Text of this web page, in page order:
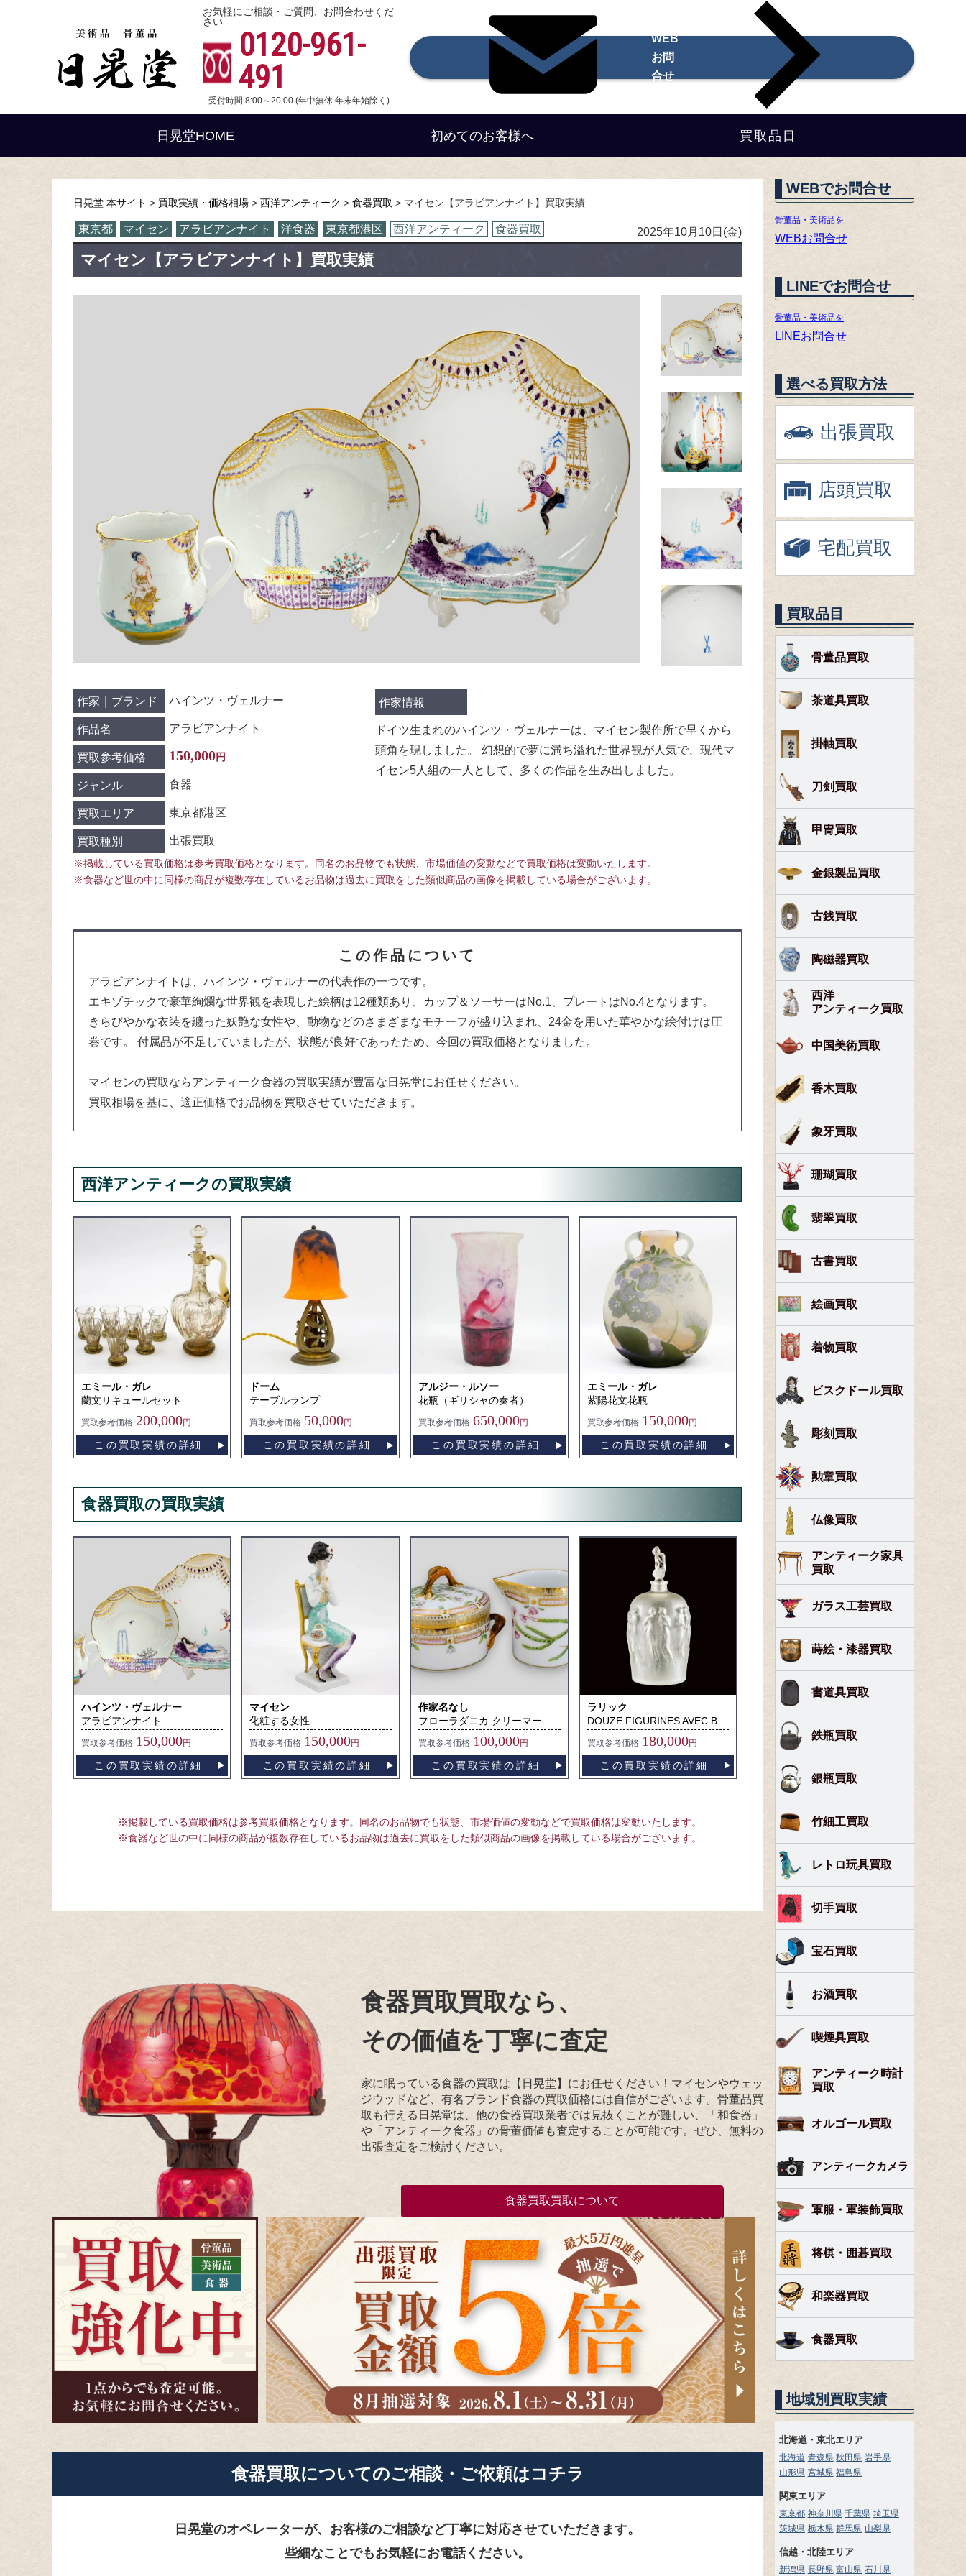
お気軽にご相談・ご質問、お問合わせくだ
さい
0120-961-
491
受付時間 8:00～20:00 (年中無休 年末年始除く)
WEB
お問
合せ
日晃堂HOME 初めてのお客様へ 買取品目
日晃堂 本サイト 買取実績・価格相場 西洋アンティーク 食器買取 マイセン【アラビアンナイト】買取実績
東京都 マイセン アラビアンナイト 洋食器 東京都港区 西洋アンティーク 食器買取 2025年10月10日(金)
マイセン【アラビアンナイト】買取実績
作家｜ブランド ハインツ・ヴェルナー
作品名 アラビアンナイト
買取参考価格 150,000円
ジャンル 食器
買取エリア 東京都港区
買取種別 出張買取
作家情報
ドイツ生まれのハインツ・ヴェルナーは、マイセン製作所で早くから
頭角を現しました。 幻想的で夢に満ち溢れた世界観が人気で、現代マ
イセン5人組の一人として、多くの作品を生み出しました。
※掲載している買取価格は参考買取価格となります。同名のお品物でも状態、市場価値の変動などで買取価格は変動いたします。
※食器など世の中に同様の商品が複数存在しているお品物は過去に買取をした類似商品の画像を掲載している場合がございます。
この作品について
アラビアンナイトは、ハインツ・ヴェルナーの代表作の一つです。
エキゾチックで豪華絢爛な世界観を表現した絵柄は12種類あり、カップ＆ソーサーはNo.1、プレートはNo.4となります。
きらびやかな衣装を纏った妖艶な女性や、動物などのさまざまなモチーフが盛り込まれ、24金を用いた華やかな絵付けは圧
巻です。 付属品が不足していましたが、状態が良好であったため、今回の買取価格となりました。
マイセンの買取ならアンティーク食器の買取実績が豊富な日晃堂にお任せください。
買取相場を基に、適正価格でお品物を買取させていただきます。
西洋アンティークの買取実績
エミール・ガレ
蘭文リキュールセット
買取参考価格 200,000円
この買取実績の詳細
ドーム
テーブルランプ
買取参考価格 50,000円
この買取実績の詳細
アルジー・ルソー
花瓶（ギリシャの奏者）
買取参考価格 650,000円
この買取実績の詳細
エミール・ガレ
紫陽花文花瓶
買取参考価格 150,000円
この買取実績の詳細
食器買取の買取実績
ハインツ・ヴェルナー
アラビアンナイト
買取参考価格 150,000円
この買取実績の詳細
マイセン
化粧する女性
買取参考価格 150,000円
この買取実績の詳細
作家名なし
買取参考価格 100,000円
この買取実績の詳細
ラリック
DOUZE FIGURINES AVEC BOUCHON FIGURINE
買取参考価格 180,000円
この買取実績の詳細
※掲載している買取価格は参考買取価格となります。同名のお品物でも状態、市場価値の変動などで買取価格は変動いたします。
※食器など世の中に同様の商品が複数存在しているお品物は過去に買取をした類似商品の画像を掲載している場合がございます。
食器買取買取なら、
その価値を丁寧に査定
家に眠っている食器の買取は【日晃堂】にお任せください！マイセンやウェッ
ジウッドなど、有名ブランド食器の買取価格には自信がございます。骨董品買
取も行える日晃堂は、他の食器買取業者では見抜くことが難しい、「和食器」
や「アンティーク食器」の骨董価値も査定することが可能です。ぜひ、無料の
出張査定をご検討ください。
食器買取買取について
食器買取についてのご相談・ご依頼はコチラ
日晃堂のオペレーターが、お客様のご相談など丁寧に対応させていただきます。
些細なことでもお気軽にお電話ください。
WEBでお問合せ
骨董品・美術品を
WEBお問合せ
LINEでお問合せ
骨董品・美術品を
LINEお問合せ
選べる買取方法
出張買取
店頭買取
宅配買取
買取品目
骨董品買取
茶道具買取
掛軸買取
刀剣買取
甲冑買取
金銀製品買取
古銭買取
陶磁器買取
西洋
アンティーク買取
中国美術買取
香木買取
象牙買取
珊瑚買取
翡翠買取
古書買取
絵画買取
着物買取
ビスクドール買取
彫刻買取
勲章買取
仏像買取
アンティーク家具
買取
ガラス工芸買取
蒔絵・漆器買取
書道具買取
鉄瓶買取
銀瓶買取
竹細工買取
レトロ玩具買取
切手買取
宝石買取
お酒買取
喫煙具買取
アンティーク時計
買取
オルゴール買取
アンティークカメラ
軍服・軍装飾買取
将棋・囲碁買取
和楽器買取
食器買取
地域別買取実績
北海道・東北エリア
北海道 青森県 秋田県 岩手県
山形県 宮城県 福島県
関東エリア
東京都 神奈川県 千葉県 埼玉県
茨城県 栃木県 群馬県 山梨県
信越・北陸エリア
新潟県 長野県 富山県 石川県